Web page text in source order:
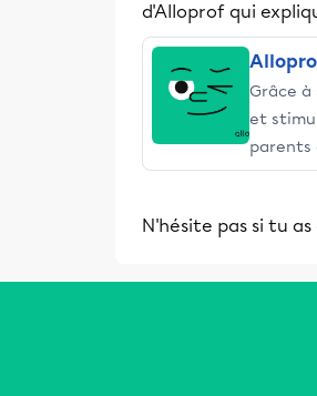
d'Alloprof qui
Grâce à
et
parents
N'hésite pas si tu